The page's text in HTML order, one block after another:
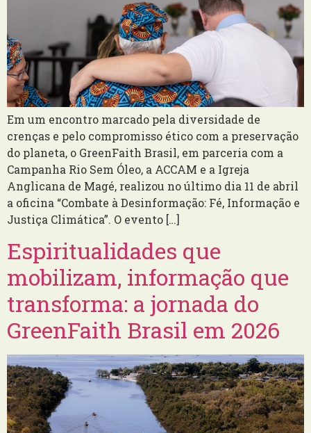
Em um encontro marcado pela diversidade de
crenças e pelo compromisso ético com a preservação
do planeta, o GreenFaith Brasil, em parceria com a
Campanha Rio Sem Óleo, a ACCAM e a Igreja
Anglicana de Magé, realizou no último dia 11 de abril
a oficina “Combate à Desinformação: Fé, Informação e
Justiça Climática”. O evento […]
Espiritualidades que
mobilizam, informação que
transforma: a jornada do
GreenFaith Brasil em 2026